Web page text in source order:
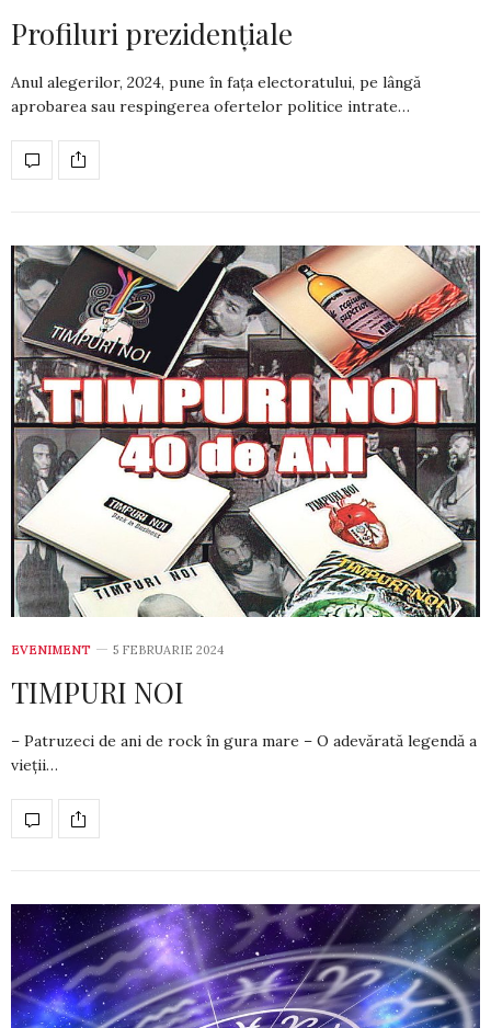
Profiluri prezidențiale
Anul alegerilor, 2024, pune în fața electoratului, pe lângă
aprobarea sau respingerea ofertelor politice intrate…
EVENIMENT 5 FEBRUARIE 2024
TIMPURI NOI
– Patruzeci de ani de rock în gura mare – O adevărată legendă a
vieții…